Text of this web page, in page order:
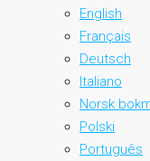
English
Français
Deutsch
Italiano
Norsk
Polski
Português